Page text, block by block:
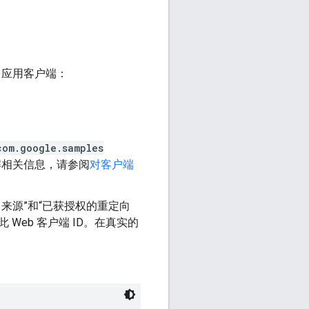
用客户端：
.google .samples
关信息，请参阅对客户端
源”和“已获授权的重定向
Web 客户端 ID。在真实的